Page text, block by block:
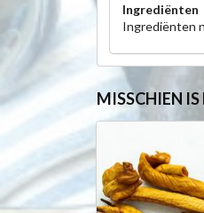
Ingrediënten
Ingrediënten
MISSCHIEN